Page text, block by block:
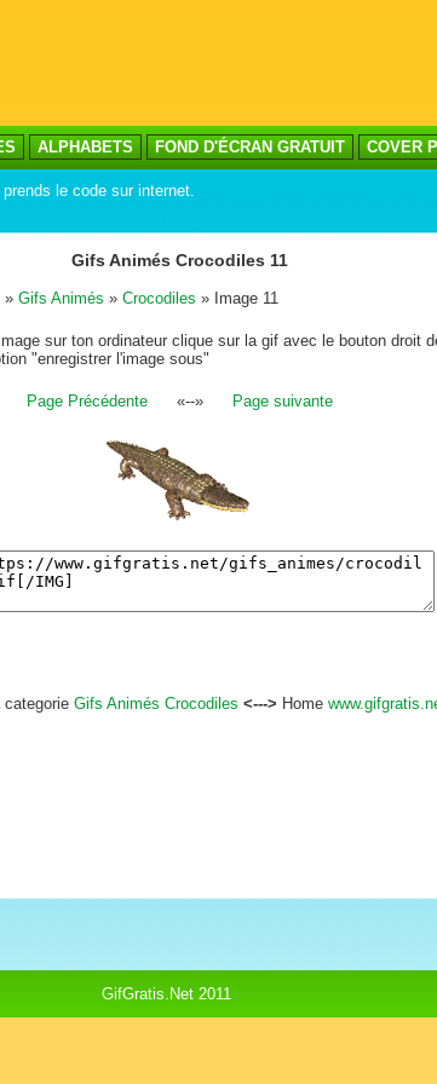
ALPHABETS FOND D'ÉCRAN GRATUIT COVER
le code sur internet.
Gifs Animés Crocodiles 11
» Gifs Animés » Crocodiles » Image 11
sur ton ordinateur clique sur la gif avec le bouton droit
"enregistrer l'image sous"
Page Précédente«--» Page suivante
categorie Gifs Animés Crocodiles <---> Home
GifGratis.Net 2011